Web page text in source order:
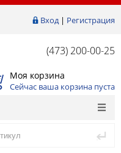
Вход| Регистрация
(473) 200-00-25
Моя корзина
Сейчас ваша корзина пуста